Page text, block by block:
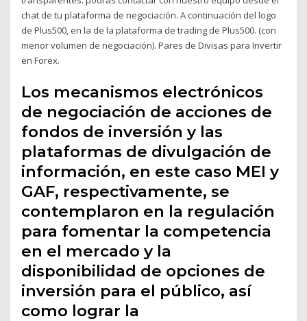
chat de tu plataforma de negociación. A continuación del logo
de Plus500, en la de la plataforma de trading de Plus500. (con
menor volumen de negociación). Pares de Divisas para Invertir
en Forex.
Los mecanismos electrónicos
de negociación de acciones de
fondos de inversión y las
plataformas de divulgación de
información, en este caso MEI y
GAF, respectivamente, se
contemplaron en la regulación
para fomentar la competencia
en el mercado y la
disponibilidad de opciones de
inversión para el público, así
como lograr la